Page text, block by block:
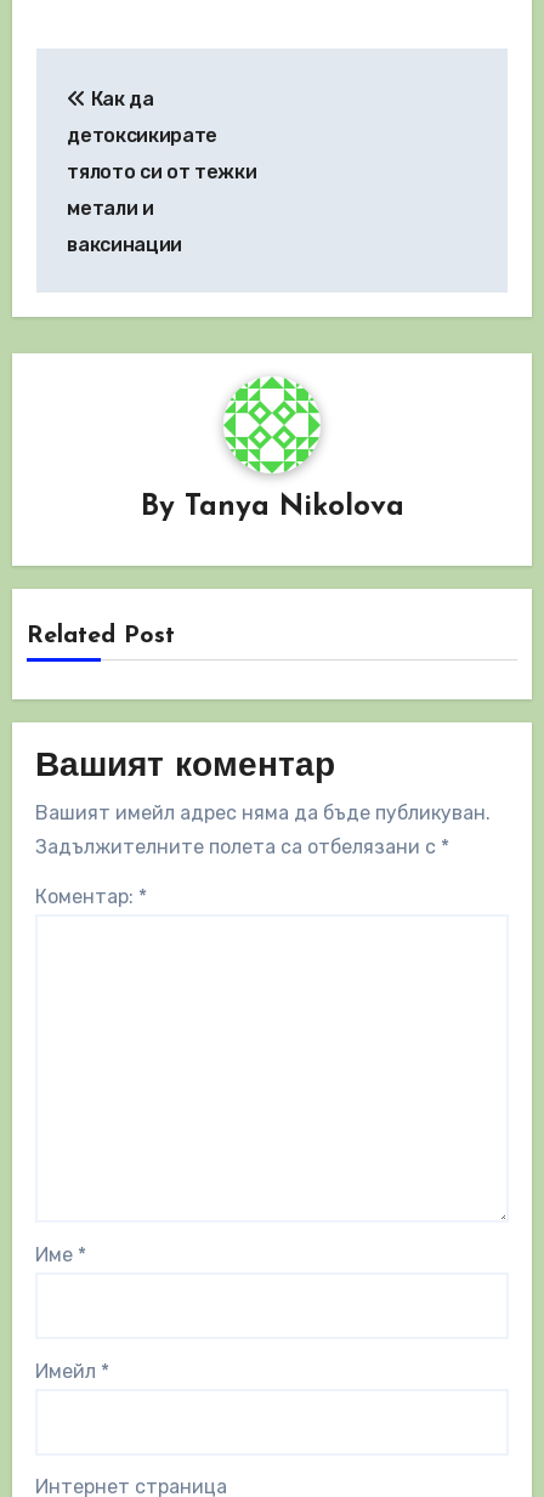
Как да
детоксикирате
тялото си от тежки
метали и
ваксинации
By Tanya Nikolova
Related Post
Вашият коментар
Вашият имейл адрес няма да бъде публикуван.
Задължителните полета са отбелязани с *
Коментар: *
Име *
Имейл *
Интернет страница